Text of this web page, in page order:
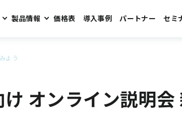
製品情報 価格表 導入事例 パートナー セミ
よう
オンライン説明会